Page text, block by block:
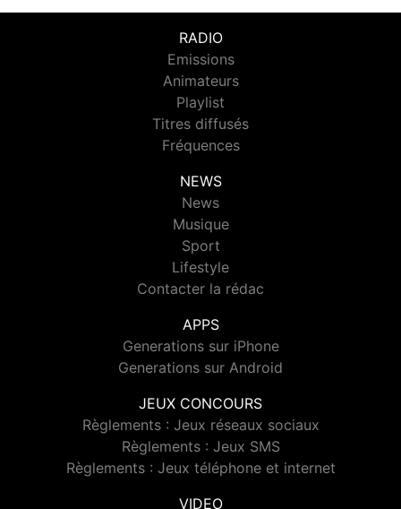
RADIO
Emissions
Animateurs
Playlist
Titres diffusés
Fréquences
NEWS
News
Musique
Sport
Lifestyle
Contacter la rédac
APPS
Generations sur iPhone
Generations sur Android
JEUX CONCOURS
Règlements : Jeux réseaux sociaux
Règlements : Jeux SMS
Règlements : Jeux téléphone et internet
VIDEO